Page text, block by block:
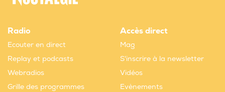
Radio
Ecouter en direct
Replay et podcasts
Webradios
Grille des programmes
Accès direct
Mag
S'inscrire à la newsletter
Vidéos
Evènements